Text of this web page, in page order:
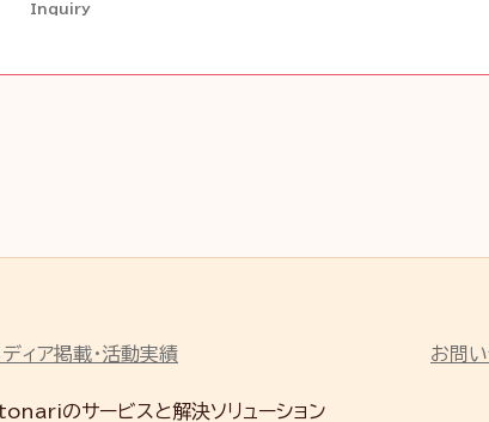
Inquiry
ディア掲載・活動実績
のサービスと解決ソリューション
お問